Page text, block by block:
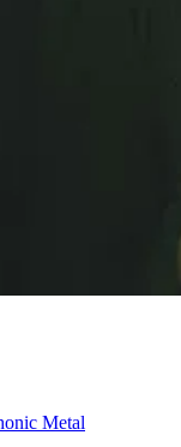
Metal